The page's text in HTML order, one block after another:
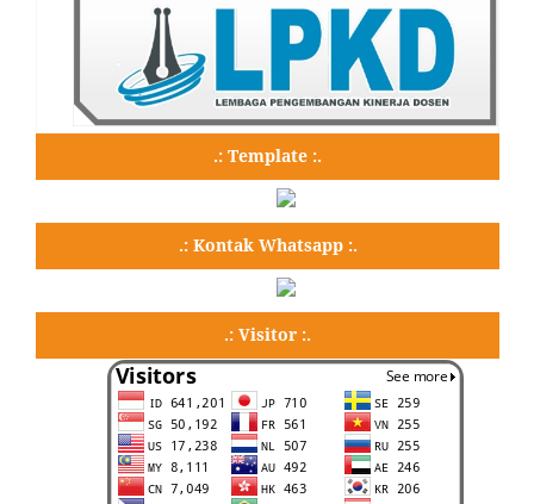
.: Template :.
.: Kontak Whatsapp :.
.: Visitor :.